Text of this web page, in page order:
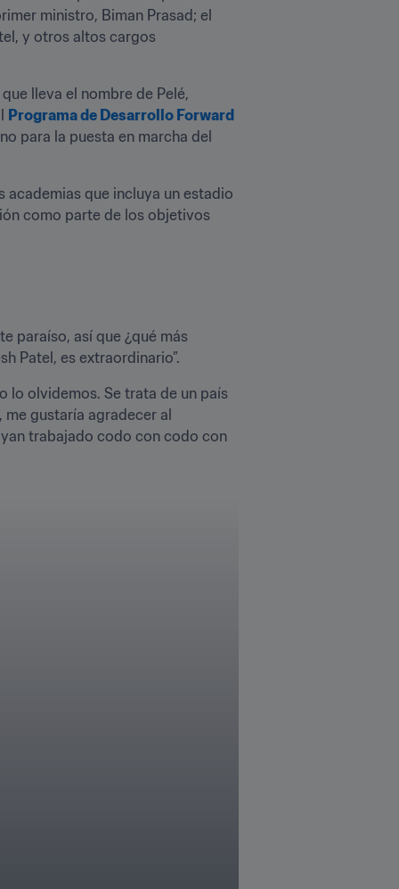
ministro, Biman Prasad; el
y otros altos cargos
lleva el nombre de Pelé,
Programa de Desarrollo Forward
para la puesta en marcha del
que incluya un estadio
como parte de los objetivos
paraíso, así que ¿qué más
Patel, es extraordinario”.
lo olvidemos. Se trata de un país
gustaría agradecer al
trabajado codo con codo con